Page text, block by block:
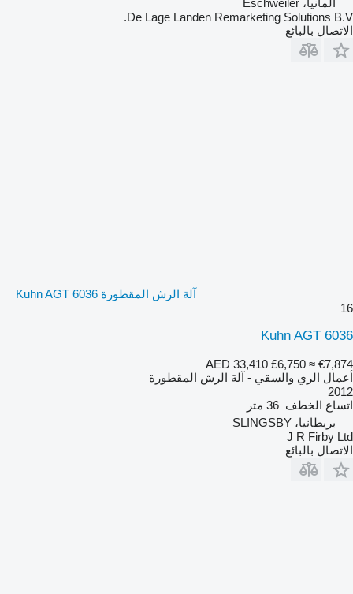
ألمانيا، Eschweiler
De Lage Landen Remarketing Solutions B.V.
الاتصال بالبائع
آلة الرش المقطورة Kuhn AGT 6036
16
Kuhn AGT 6036
AED 33,410 £6,750 ≈ €7,874
أعمال الري والسقي - آلة الرش المقطورة
2012
اتساع الخطف 36 متر
بريطانيا، SLINGSBY
J R Firby Ltd
الاتصال بالبائع